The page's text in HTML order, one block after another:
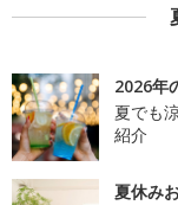
2026年
夏でも
紹介
夏休み